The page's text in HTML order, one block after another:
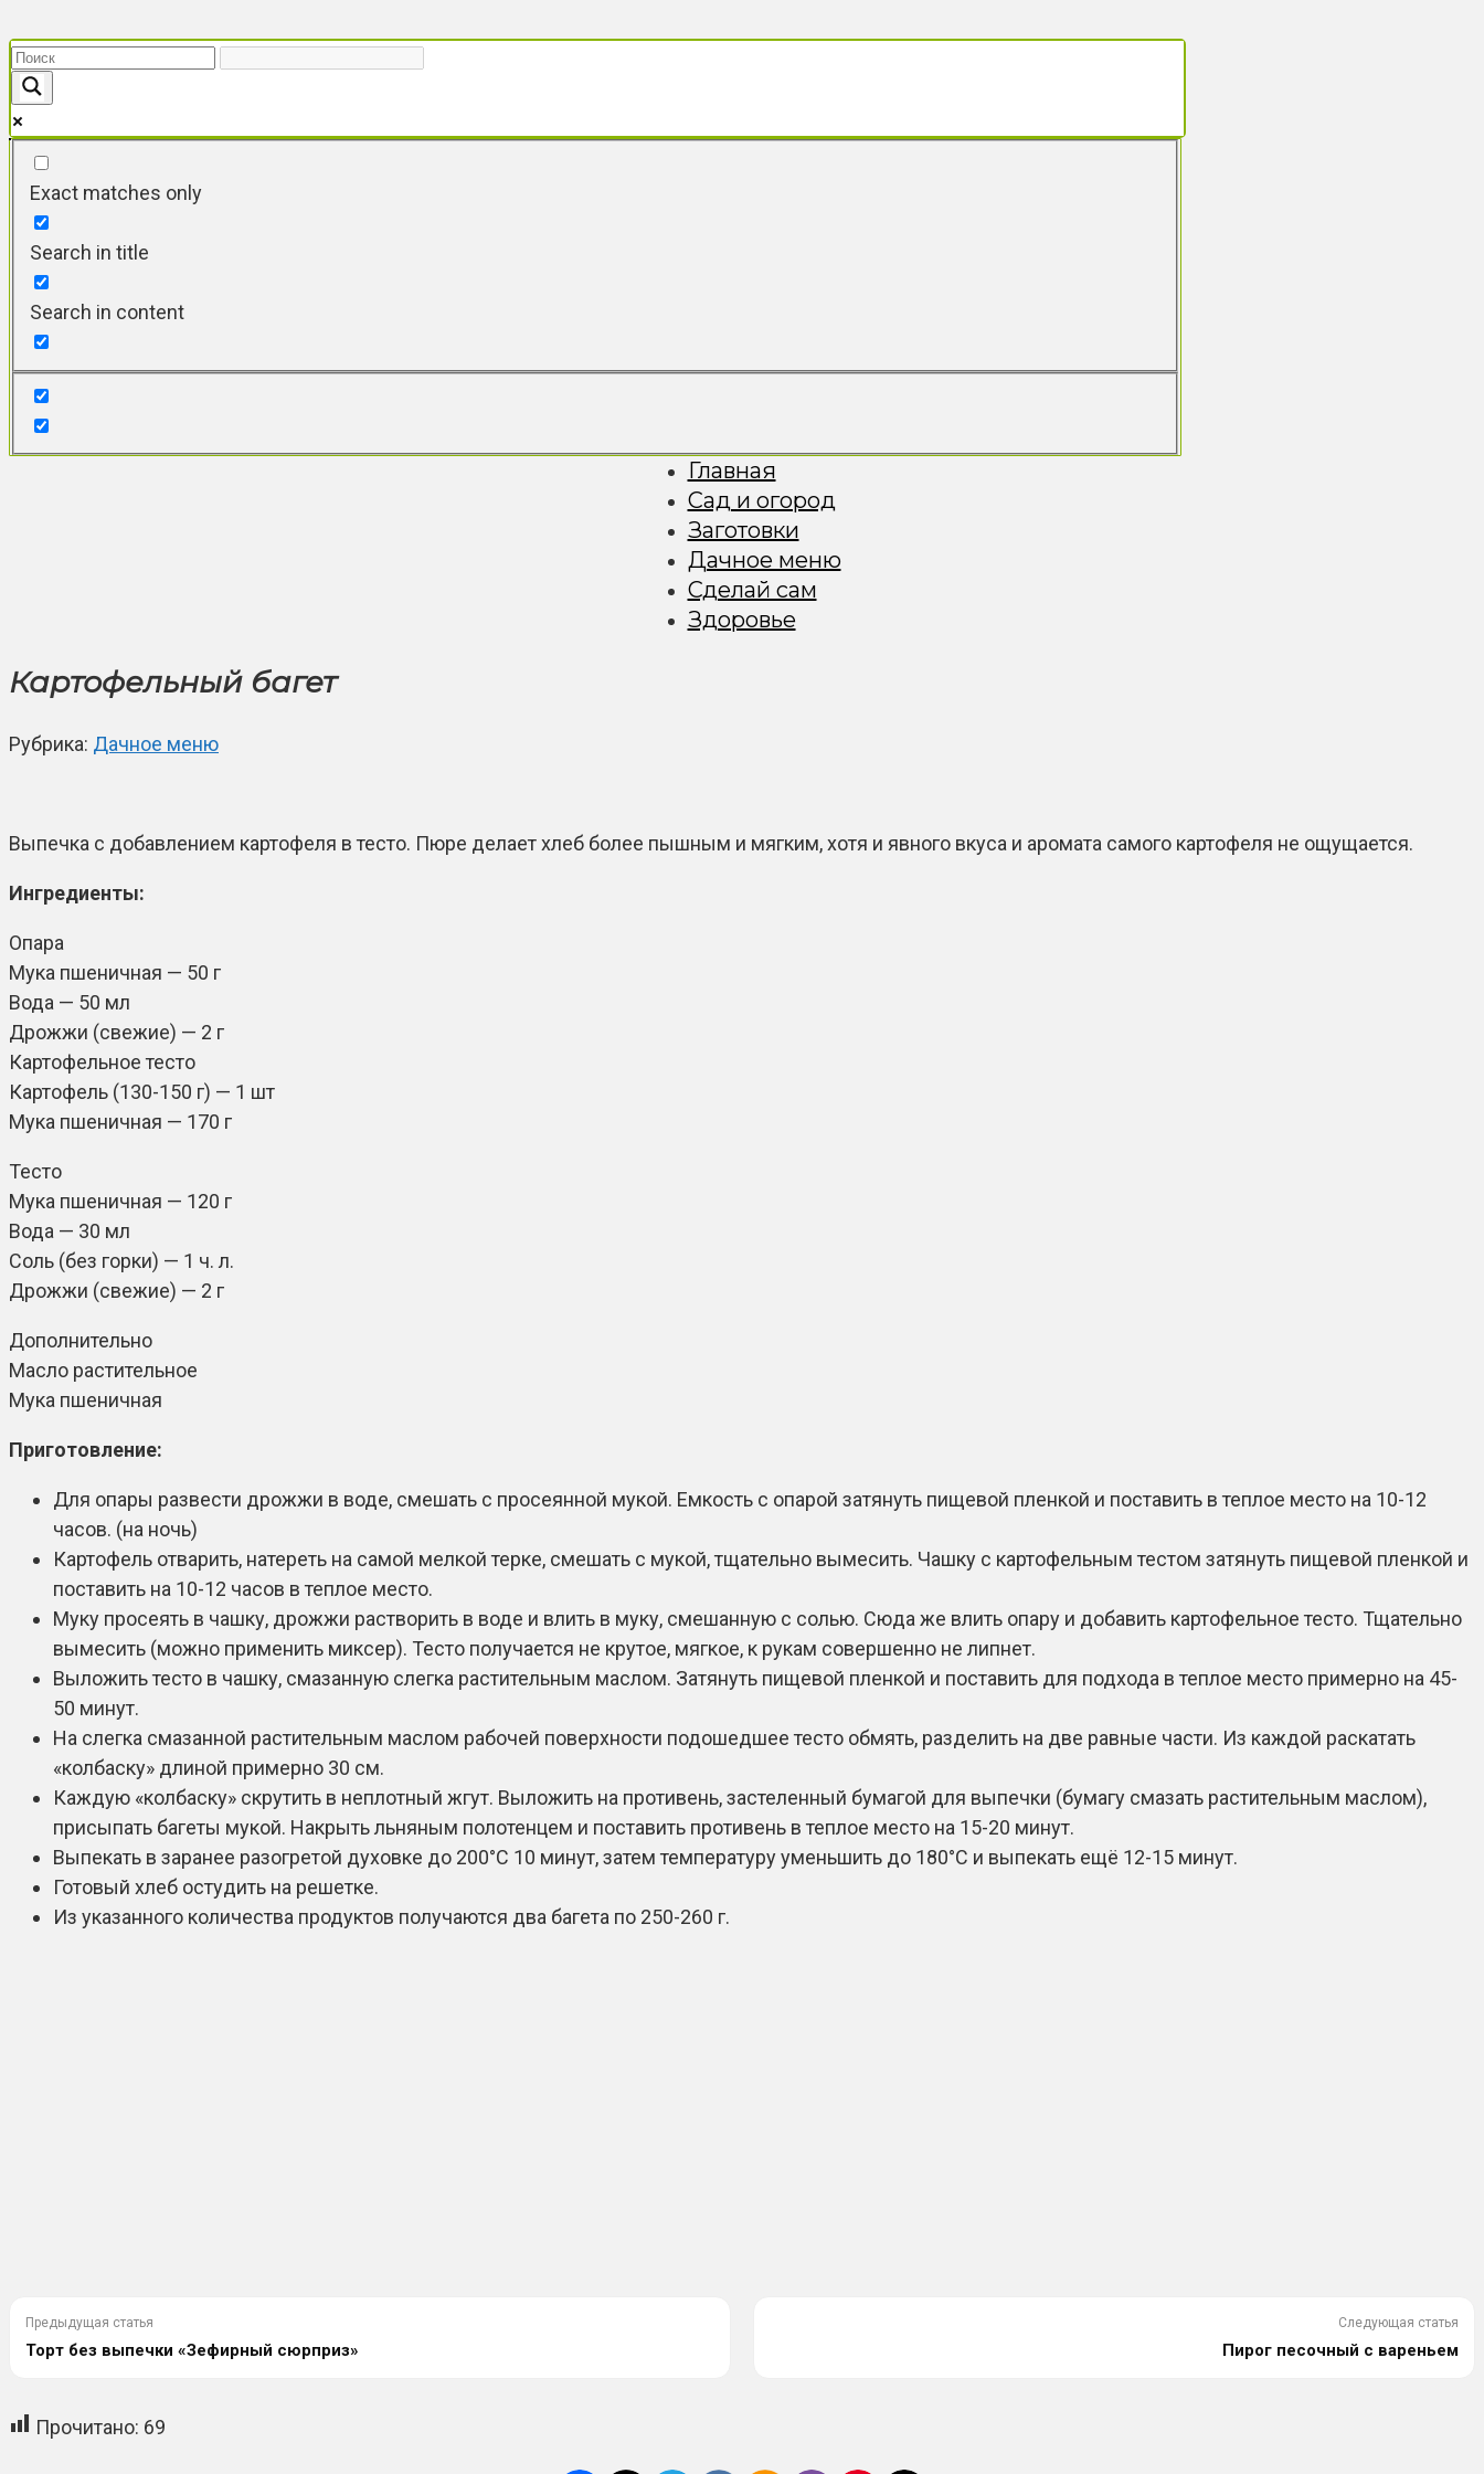
к
контенту
Exact matches only
Search in title
Search in content
Главная
Сад и огород
Заготовки
Дачное меню
Сделай сам
Здоровье
Картофельный багет
Рубрика: Дачное меню
Выпечка с добавлением картофеля в тесто. Пюре делает хлеб более пышным и мягким, хотя и явного вкуса и аромата самого картофеля не ощущается.
Ингредиенты:
Опара
Мука пшеничная — 50 г
Вода — 50 мл
Дрожжи (свежие) — 2 г
Картофельное тесто
Картофель (130-150 г) — 1 шт
Мука пшеничная — 170 г
Тесто
Мука пшеничная — 120 г
Вода — 30 мл
Соль (без горки) — 1 ч. л.
Дрожжи (свежие) — 2 г
Дополнительно
Масло растительное
Мука пшеничная
Приготовление:
Для опары развести дрожжи в воде, смешать с просеянной мукой. Емкость с опарой затянуть пищевой пленкой и поставить в теплое место на 10-12
часов. (на ночь)
Картофель отварить, натереть на самой мелкой терке, смешать с мукой, тщательно вымесить. Чашку с картофельным тестом затянуть пищевой пленкой и
поставить на 10-12 часов в теплое место.
Муку просеять в чашку, дрожжи растворить в воде и влить в муку, смешанную с солью. Сюда же влить опару и добавить картофельное тесто. Тщательно
вымесить (можно применить миксер). Тесто получается не крутое, мягкое, к рукам совершенно не липнет.
Выложить тесто в чашку, смазанную слегка растительным маслом. Затянуть пищевой пленкой и поставить для подхода в теплое место примерно на 45-
50 минут.
На слегка смазанной растительным маслом рабочей поверхности подошедшее тесто обмять, разделить на две равные части. Из каждой раскатать
«колбаску» длиной примерно 30 см.
Каждую «колбаску» скрутить в неплотный жгут. Выложить на противень, застеленный бумагой для выпечки (бумагу смазать растительным маслом),
присыпать багеты мукой. Накрыть льняным полотенцем и поставить противень в теплое место на 15-20 минут.
Выпекать в заранее разогретой духовке до 200°С 10 минут, затем температуру уменьшить до 180°С и выпекать ещё 12-15 минут.
Готовый хлеб остудить на решетке.
Из указанного количества продуктов получаются два багета по 250-260 г.
Предыдущая статья
Торт без выпечки «Зефирный сюрприз»
Следующая статья
Пирог песочный с вареньем
Прочитано: 69